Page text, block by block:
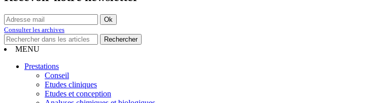
Consulter les archives
MENU
Prestations
Conseil
Etudes cliniques
Etudes et conception